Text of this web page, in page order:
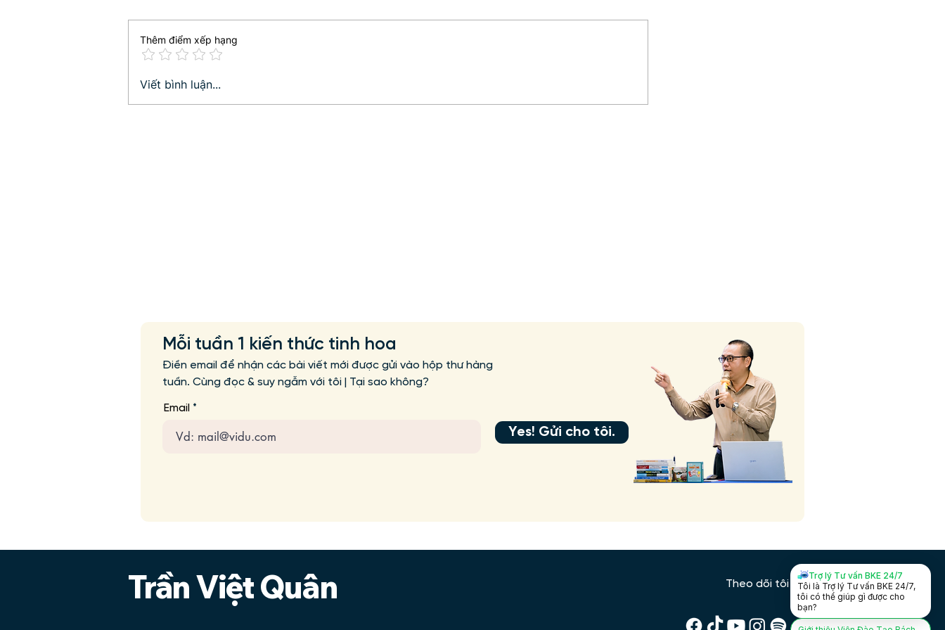
Tích cực độc hại: hiểu rõ
để tránh rủi ro!
phước đức ai cũng nên
Thêm điểm xếp hạng
Viết bình luận...
Mỗi tuần 1 kiến thức tinh hoa
Điền email để nhận các bài viết mới được gửi vào hộp thư hàng
tuần. Cùng đọc & suy ngẫm với tôi | Tại sao không?
Email
Yes! Gửi cho tôi.
Trần Việt Quân Theo dõi tôi trên:
Trợ lý Tư vấn BKE 24/7
Tôi là Trợ lý Tư vấn BKE 24/7,
tôi có thể giúp gì được cho
bạn?